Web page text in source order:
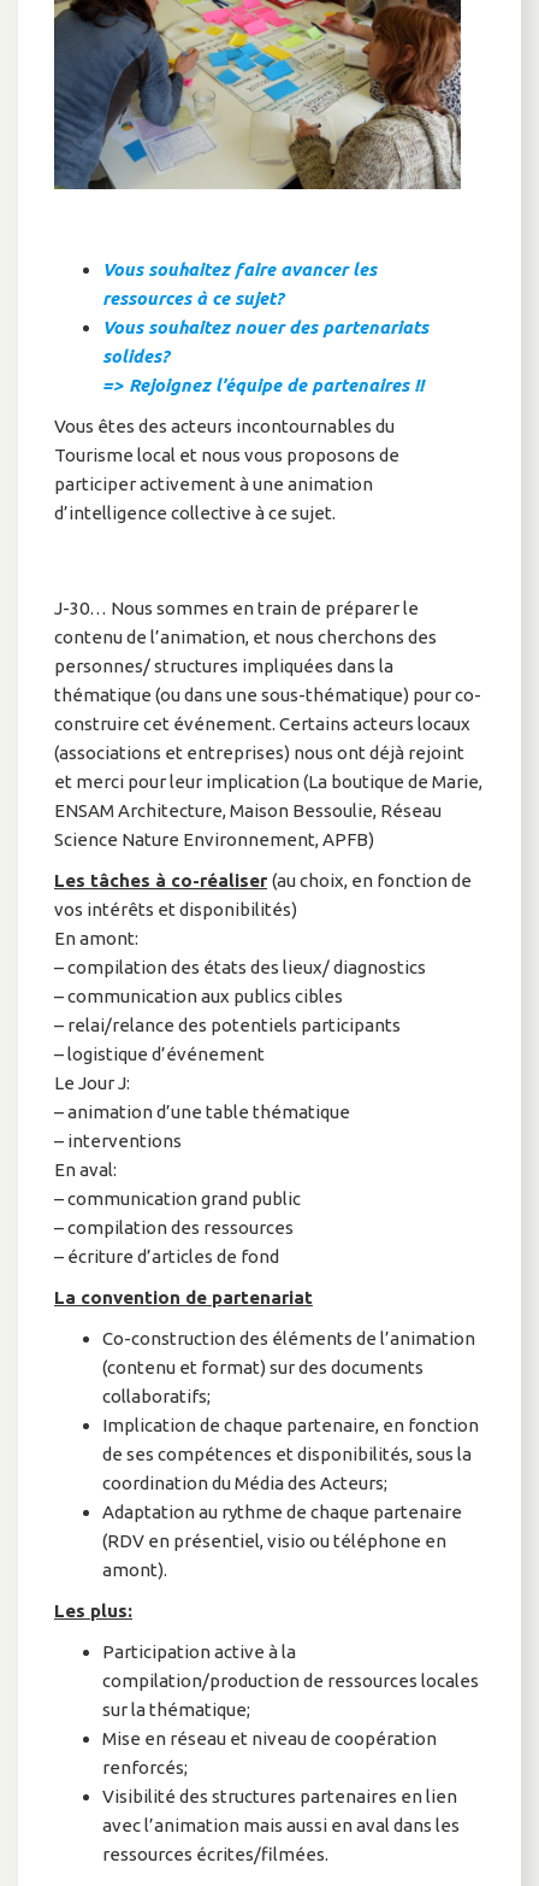
Vous souhaitez faire avancer les
ressources à ce sujet?
Vous souhaitez nouer des partenariats
solides?
=> Rejoignez l’équipe de partenaires !!
Vous êtes des acteurs incontournables du
Tourisme local et nous vous proposons de
participer activement à une animation
d’intelligence collective à ce sujet.
J-30… Nous sommes en train de préparer le
contenu de l’animation, et nous cherchons des
personnes/ structures impliquées dans la
thématique (ou dans une sous-thématique) pour co-
construire cet événement. Certains acteurs locaux
(associations et entreprises) nous ont déjà rejoint
et merci pour leur implication (La boutique de Marie,
ENSAM Architecture, Maison Bessoulie, Réseau
Science Nature Environnement, APFB)
Les tâches à co-réaliser (au choix, en fonction de
vos intérêts et disponibilités)
En amont:
– compilation des états des lieux/ diagnostics
– communication aux publics cibles
– relai/relance des potentiels participants
– logistique d’événement
Le Jour J:
– animation d’une table thématique
– interventions
En aval:
– communication grand public
– compilation des ressources
– écriture d’articles de fond
La convention de partenariat
Co-construction des éléments de l’animation
(contenu et format) sur des documents
collaboratifs;
Implication de chaque partenaire, en fonction
de ses compétences et disponibilités, sous la
coordination du Média des Acteurs;
Adaptation au rythme de chaque partenaire
(RDV en présentiel, visio ou téléphone en
amont).
Les plus:
Participation active à la
compilation/production de ressources locales
sur la thématique;
Mise en réseau et niveau de coopération
renforcés;
Visibilité des structures partenaires en lien
avec l’animation mais aussi en aval dans les
ressources écrites/filmées.